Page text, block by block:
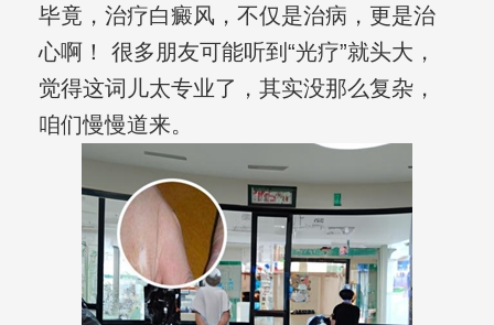
毕竟，治疗白癜风，不仅是治病，更是治
心啊！ 很多朋友可能听到“光疗”就头大，
觉得这词儿太专业了，其实没那么复杂，
咱们慢慢道来。